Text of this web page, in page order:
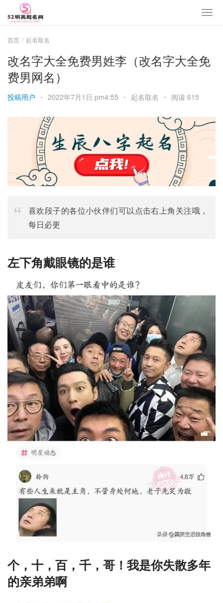
首页 起名取名
改名字大全免费男姓李（改名字大全免
费男网名）
投稿用户 • 2022年7月1日 pm4:55 • 起名取名 • 阅读 615
喜欢段子的各位小伙伴们可以点击右上角关注哦，
每日必更
左下角戴眼镜的是谁
个，十，百，千，哥！我是你失散多年
的亲弟弟啊